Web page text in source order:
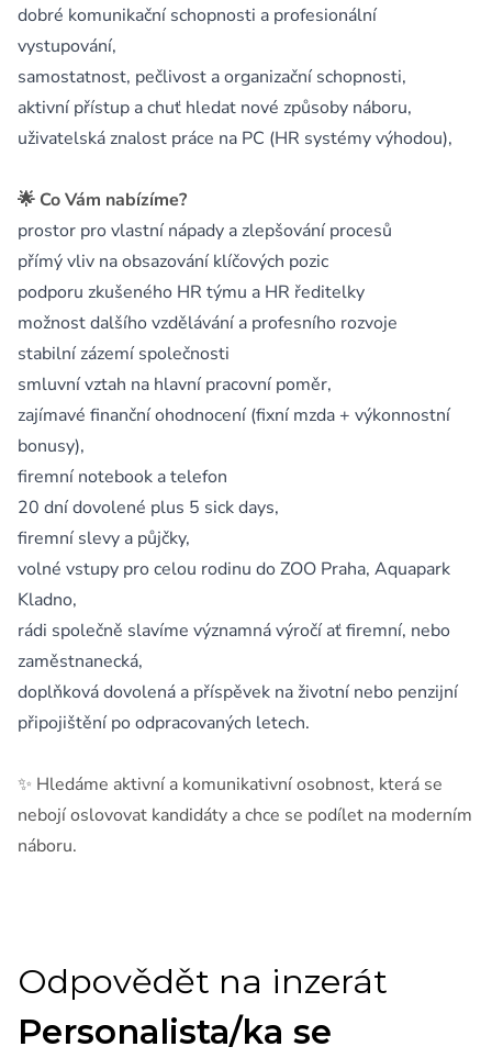
dobré komunikační schopnosti a profesionální
vystupování,
samostatnost, pečlivost a organizační schopnosti,
aktivní přístup a chuť hledat nové způsoby náboru,
uživatelská znalost práce na PC (HR systémy výhodou),
🌟 Co Vám nabízíme?
prostor pro vlastní nápady a zlepšování procesů
přímý vliv na obsazování klíčových pozic
podporu zkušeného HR týmu a HR ředitelky
možnost dalšího vzdělávání a profesního rozvoje
stabilní zázemí společnosti
smluvní vztah na hlavní pracovní poměr,
zajímavé finanční ohodnocení (fixní mzda + výkonnostní
bonusy),
firemní notebook a telefon
20 dní dovolené plus 5 sick days,
firemní slevy a půjčky,
volné vstupy pro celou rodinu do ZOO Praha, Aquapark
Kladno,
rádi společně slavíme významná výročí ať firemní, nebo
zaměstnanecká,
doplňková dovolená a příspěvek na životní nebo penzijní
připojištění po odpracovaných letech.
✨ Hledáme aktivní a komunikativní osobnost, která se
nebojí oslovovat kandidáty a chce se podílet na moderním
náboru.